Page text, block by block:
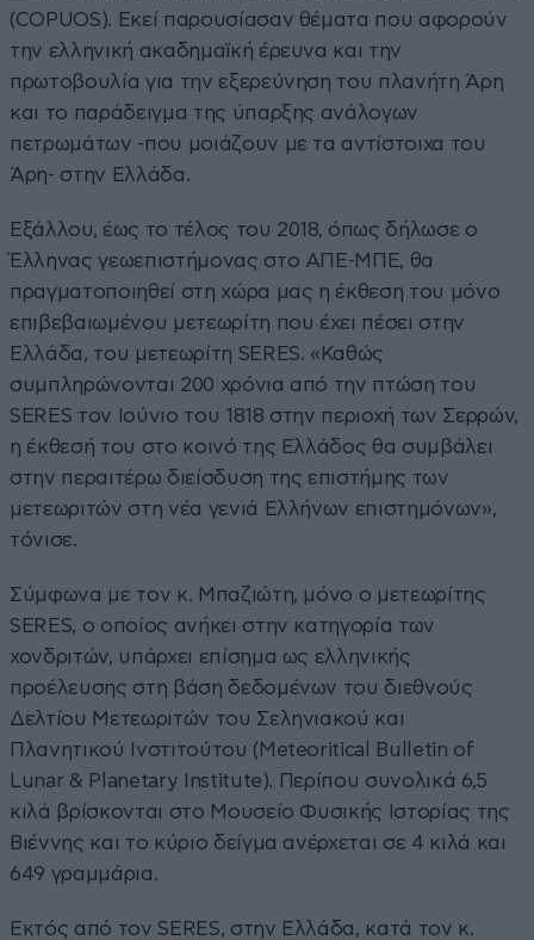
(COPUOS). Εκεί παρουσίασαν θέματα που αφορούν
την ελληνική ακαδημαϊκή έρευνα και την
πρωτοβουλία για την εξερεύνηση του πλανήτη Άρη
και το παράδειγμα της ύπαρξης ανάλογων
πετρωμάτων -που μοιάζουν με τα αντίστοιχα του
Άρη- στην Ελλάδα.
Εξάλλου, έως το τέλος του 2018, όπως δήλωσε ο
Έλληνας γεωεπιστήμονας στο ΑΠΕ-ΜΠΕ, θα
πραγματοποιηθεί στη χώρα μας η έκθεση του μόνο
επιβεβαιωμένου μετεωρίτη που έχει πέσει στην
Ελλάδα, του μετεωρίτη SERES. «Καθώς
συμπληρώνονται 200 χρόνια από την πτώση του
SERES τον Ιούνιο του 1818 στην περιοχή των Σερρών,
η έκθεσή του στο κοινό της Ελλάδος θα συμβάλει
στην περαιτέρω διείσδυση της επιστήμης των
μετεωριτών στη νέα γενιά Ελλήνων επιστημόνων»,
τόνισε.
Σύμφωνα με τον κ. Μπαζιώτη, μόνο ο μετεωρίτης
SERES, ο οποίος ανήκει στην κατηγορία των
χονδριτών, υπάρχει επίσημα ως ελληνικής
προέλευσης στη βάση δεδομένων του διεθνούς
Δελτίου Μετεωριτών του Σεληνιακού και
Πλανητικού Ινστιτούτου (Meteoritical Bulletin of
Lunar & Planetary Institute). Περίπου συνολικά 6,5
κιλά βρίσκονται στο Μουσείο Φυσικής Ιστορίας της
Βιέννης και το κύριο δείγμα ανέρχεται σε 4 κιλά και
649 γραμμάρια.
Εκτός από τον SERES, στην Ελλάδα, κατά τον κ.